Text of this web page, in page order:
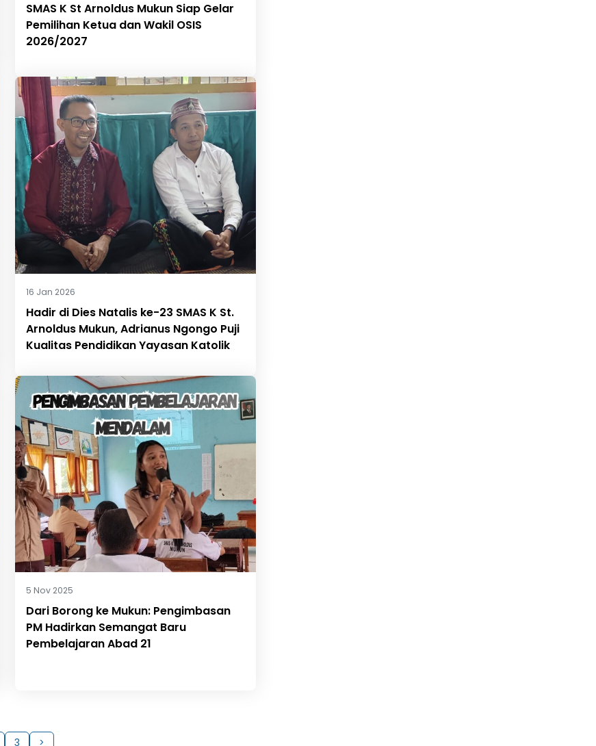
SMAS K St Arnoldus Mukun Siap Gelar
Pemilihan Ketua dan Wakil OSIS
2026/2027
16 Jan 2026
Hadir di Dies Natalis ke-23 SMAS K St.
Arnoldus Mukun, Adrianus Ngongo Puji
Kualitas Pendidikan Yayasan Katolik
5 Nov 2025
Dari Borong ke Mukun: Pengimbasan
PM Hadirkan Semangat Baru
Pembelajaran Abad 21
3 >